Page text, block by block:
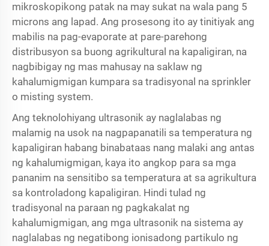
mikroskopikong patak na may sukat na wala pang 5
microns ang lapad. Ang prosesong ito ay tinitiyak ang
mabilis na pag-evaporate at pare-parehong
distribusyon sa buong agrikultural na kapaligiran, na
nagbibigay ng mas mahusay na saklaw ng
kahalumigmigan kumpara sa tradisyonal na sprinkler
o misting system.
Ang teknolohiyang ultrasonik ay naglalabas ng
malamig na usok na nagpapanatili sa temperatura ng
kapaligiran habang binabataas nang malaki ang antas
ng kahalumigmigan, kaya ito angkop para sa mga
pananim na sensitibo sa temperatura at sa agrikultura
sa kontroladong kapaligiran. Hindi tulad ng
tradisyonal na paraan ng pagkakalat ng
kahalumigmigan, ang mga ultrasonik na sistema ay
naglalabas ng negatibong ionisadong partikulo ng